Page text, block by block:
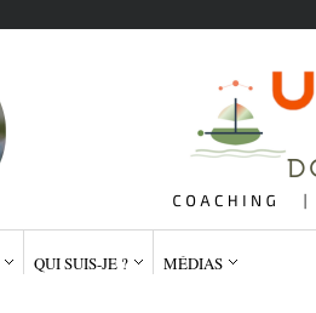
QUI SUIS-JE ? MÉDIAS